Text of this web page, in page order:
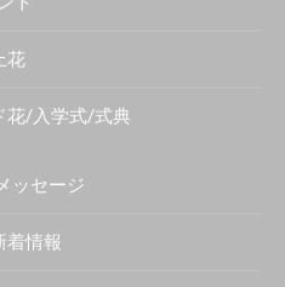
花
花/入学式/式典
ッセージ
着情報